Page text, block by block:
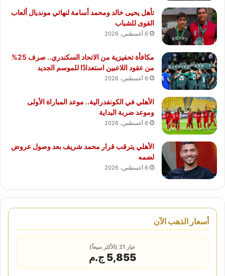
تأهل يحيى خالد ومحمد أسامة لنهائي مونديال ألعاب
القوى للشباب
6 أغسطس، 2026
مكافأة تحفيزية من الاتحاد السكندري.. صرف 25%
من عقود اللاعبين استعدادًا للموسم الجديد
6 أغسطس، 2026
الأهلي في الكونفدرالية.. موعد المباراة الأولى
وموعد ضربة البداية
6 أغسطس، 2026
الأهلي يترقب قرار محمد شريف بعد وصول عروض
لضمه
6 أغسطس، 2026
أسعار الذهب الآن
عيار 21 (الأكثر مبيعاً)
5,855 ج.م